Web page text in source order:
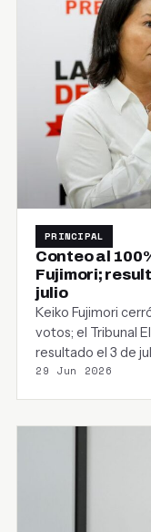
PRINCIPAL
Conteo al
Fujimori;
julio
Keiko Fujimori
votos; el Tribunal
resultado el 3 de
29 Jun 2026